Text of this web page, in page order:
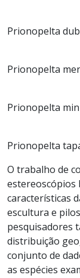
Prionopelta
Prionopelta
Prionopelta
Prionopelta
O trabalho de
estereoscópios
características
escultura e
pesquisadores
distribuição
conjunto de
as espécies